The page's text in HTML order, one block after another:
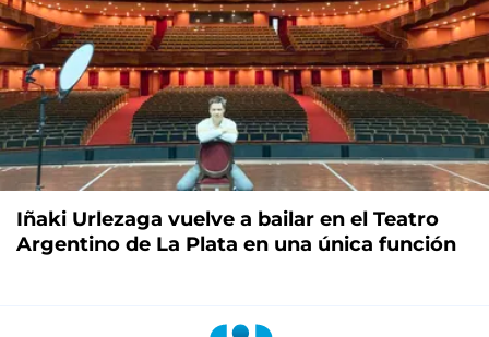
Iñaki Urlezaga vuelve a bailar en el Teatro
Argentino de La Plata en una única función